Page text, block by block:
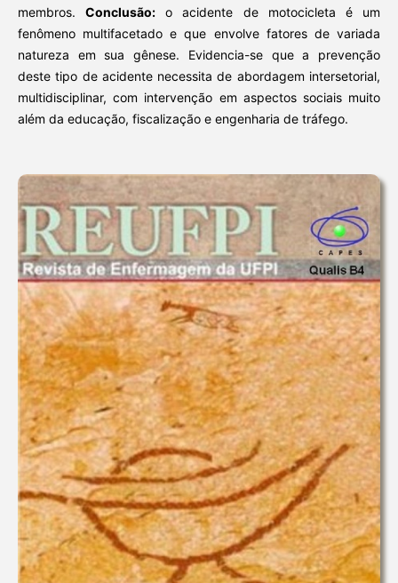
membros.Conclusão: o acidente de motocicleta é um
fenômeno multifacetado e que envolve fatores de variada
natureza em sua gênese. Evidencia-se que a prevenção
deste tipo de acidente necessita de abordagem intersetorial,
multidisciplinar, com intervenção em aspectos sociais muito
além da educação, fiscalização e engenharia de tráfego.